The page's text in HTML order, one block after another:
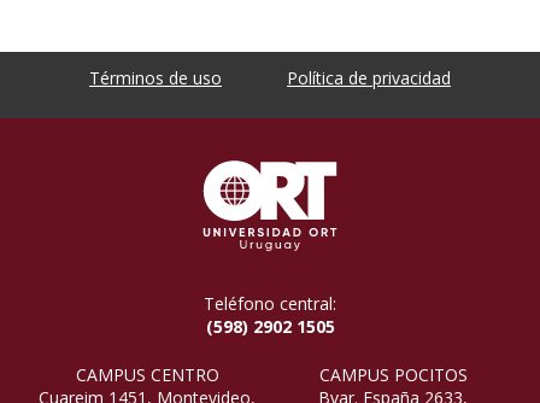
Términos de uso Política de privacidad
Teléfono central:
(598) 2902 1505
CAMPUS CENTRO
Cuareim 1451, Montevideo,
CAMPUS POCITOS
Bvar. España 2633,